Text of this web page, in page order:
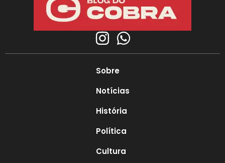
Sobre
Notícias
História
Política
Cultura